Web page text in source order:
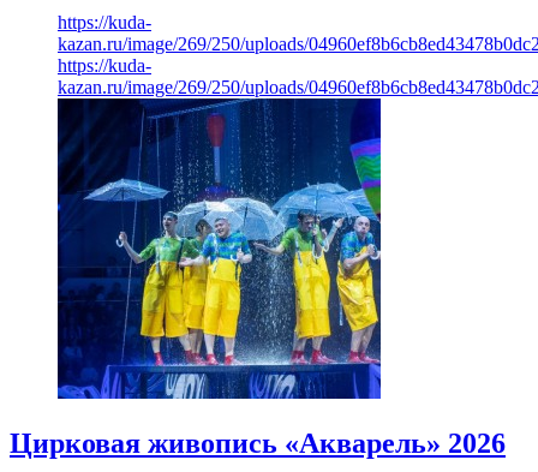
https://kuda-
kazan.ru/image/269/250/uploads/
https://kuda-
kazan.ru/image/269/250/uploads/
Цирковая живопись «Акварель» 2026